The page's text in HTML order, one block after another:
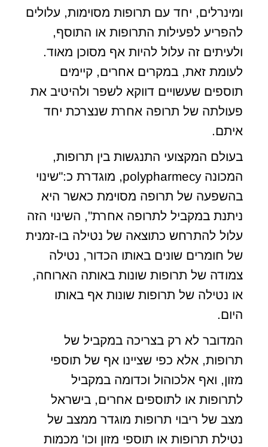
ומינרלים, יחד עם תרופות מסוימות, עלולים
להפריע לפעילות התרופות או התוסף,
ולעיתים זה עלול להיות אף מסוכן מאוד.
לעומת זאת, במקרים אחרים, קיימים
תוספים שעשויים דווקא לשפר ולהיטיב את
פעולתה של תרופה אחרת שנצרכת יחד
איתם.
בעולם המקצועי התנגשות בין תרופות,
המכונה polypharmecy, מוגדרת כ:"שינוי
בהשפעה של תרופה מסוימת כאשר היא
ניתנת במקביל לתרופה אחרת", השינוי הזה
עלול להתרחש כתוצאה של נטילה בו-זמנית
של חומרים שונים באותו הכדור, נטילה
צמודה של תרופות שונות באותה הארוחה,
או נטילה של תרופות שונות אף באותו
היום.
המדובר לא רק בצריכה במקביל של
תרופות, אלא כפי שציינו אף של תוספי
מזון, ואף אלכוהול וכדומה במקביל
לתרופות או לתוספים אחרים, בישראל
מצב של ריבוי תרופות מוגדר ממצב של
נטילת תרופות או תוספי מזון וכו' מכמות